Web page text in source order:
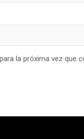
la próxima vez que